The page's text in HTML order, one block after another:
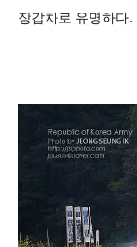
장갑차로 유명하다.